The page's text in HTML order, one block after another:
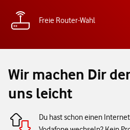
Freie Router-Wahl
Wir machen Dir
uns leicht
Du hast schon einen